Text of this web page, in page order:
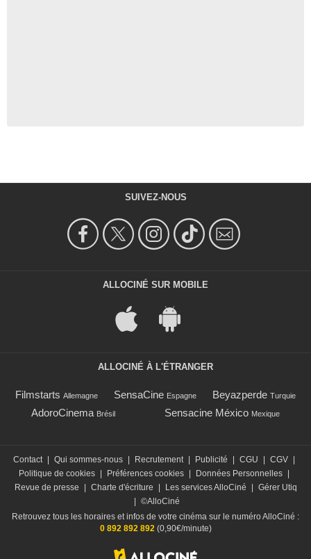
SUIVEZ-NOUS
ALLOCINÉ SUR MOBILE
ALLOCINÉ À L'ÉTRANGER
Filmstarts Allemagne SensaCine Espagne Beyazperde Turquie
AdoroCinema Brésil Sensacine México Mexique
Contact Qui sommes-nous Recrutement Publicité CGU CGV
Politique de cookies
Préférences cookies Données Personnelles
Revue de presse
Charte d'écriture Les services AlloCiné
Gérer Utiq
©AlloCiné
Retrouvez tous les horaires et infos de votre cinéma sur le numéro AlloCiné :
0 892 892 892(0,90€/minute)